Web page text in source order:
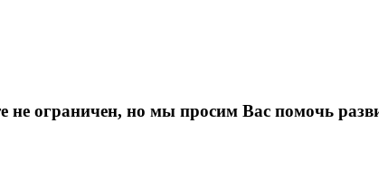
не ограничен, но мы просим Вас помочь